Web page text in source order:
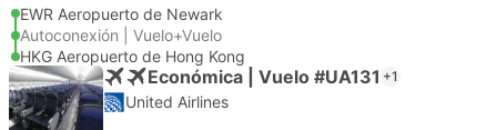
EWR Aeropuerto de Newark
Autoconexión | Vuelo+Vuelo
HKG Aeropuerto de Hong Kong
Económica | Vuelo #UA131 +1
United Airlines